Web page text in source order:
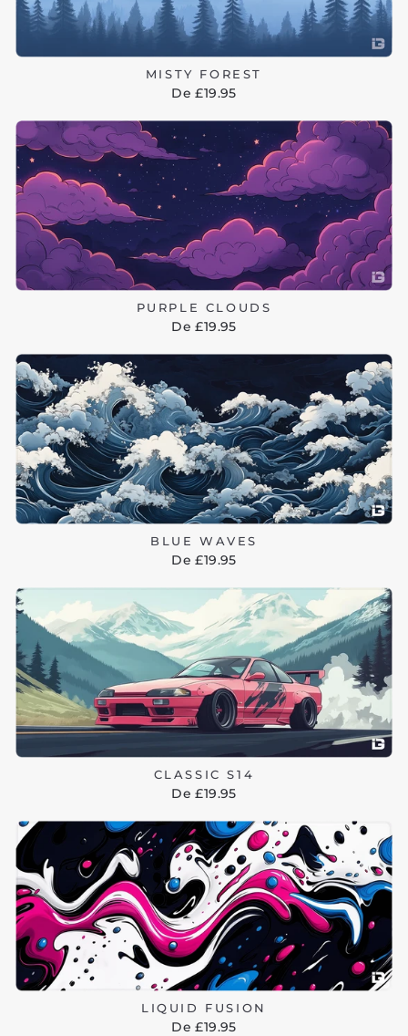
MISTY FOREST
De £19.95
PURPLE CLOUDS
De £19.95
BLUE WAVES
De £19.95
CLASSIC S14
De £19.95
LIQUID FUSION
De £19.95